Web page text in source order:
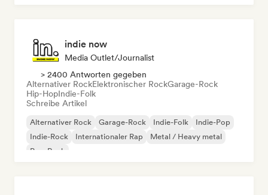
indie now
Media Outlet/Journalist
> 2400 Antworten gegeben
Alternativer RockElektronischer RockGarage-Rock
Hip-HopIndie-Folk
Schreibe Artikel
Alternativer Rock Garage-Rock Indie-Folk
Indie-Pop
Indie-Rock
Internationaler Rap
Metal / Heavy metal
Pop-Rock